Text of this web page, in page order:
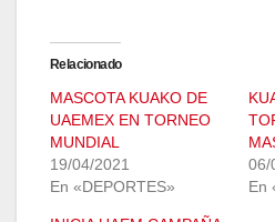
Relacionado
MASCOTA KUAKO DE
UAEMEX EN TORNEO
MUNDIAL
19/04/2021
En «DEPORTES»
06/
En